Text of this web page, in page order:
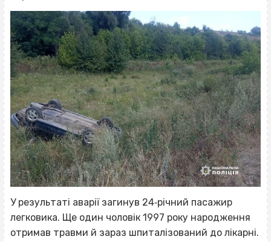
У результаті аварії загинув 24‐річний пасажир
легковика. Ще один чоловік 1997 року народження
отримав травми й зараз шпиталізований до лікарні.